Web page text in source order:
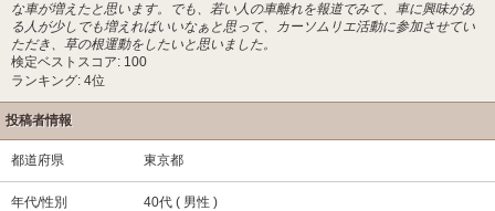
な車が増えたと思います。でも、若い人の車離れを報道でみて、車に興味があ
る人が少しでも増えればいいなぁと思って、カーソムリエ活動に参加させてい
ただき、草の根運動をしたいと思いました。
検定ベストスコア: 100
ランキング: 4位
投稿者情報
都道府県 東京都
年代/性別 40代 ( 男性 )